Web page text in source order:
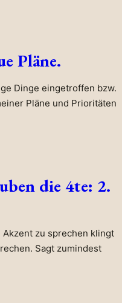
Pläne.
Dinge eingetroffen bzw.
Pläne und Prioritäten
die 4te: 2.
zu sprechen klingt
Sagt zumindest